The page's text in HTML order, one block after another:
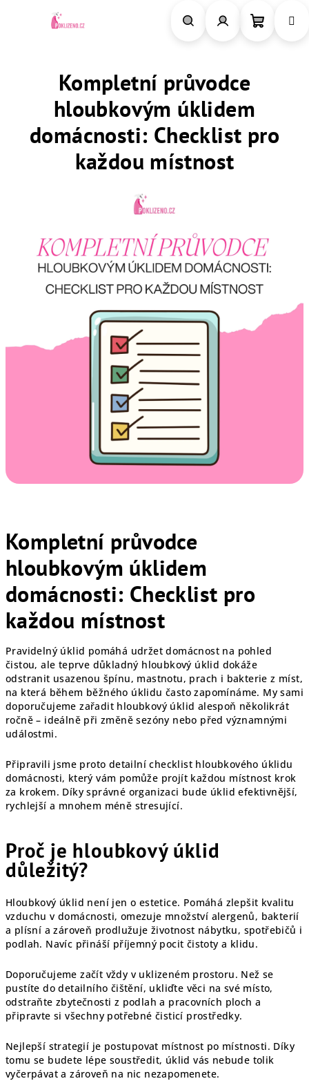
Kompletní průvodce
hloubkovým úklidem
domácnosti: Checklist pro
každou místnost
Kompletní průvodce
hloubkovým úklidem
domácnosti: Checklist pro
každou místnost
Pravidelný úklid pomáhá udržet domácnost na pohled
čistou, ale teprve důkladný hloubkový úklid dokáže
odstranit usazenou špínu, mastnotu, prach i bakterie z míst,
na která během běžného úklidu často zapomínáme. My sami
doporučujeme zařadit hloubkový úklid alespoň několikrát
ročně – ideálně při změně sezóny nebo před významnými
událostmi.
Připravili jsme proto detailní checklist hloubkového úklidu
domácnosti, který vám pomůže projít každou místnost krok
za krokem. Díky správné organizaci bude úklid efektivnější,
rychlejší a mnohem méně stresující.
Proč je hloubkový úklid
důležitý?
Hloubkový úklid není jen o estetice. Pomáhá zlepšit kvalitu
vzduchu v domácnosti, omezuje množství alergenů, bakterií
a plísní a zároveň prodlužuje životnost nábytku, spotřebičů i
podlah. Navíc přináší příjemný pocit čistoty a klidu.
Doporučujeme začít vždy v uklizeném prostoru. Než se
pustíte do detailního čištění, ukliďte věci na své místo,
odstraňte zbytečnosti z podlah a pracovních ploch a
připravte si všechny potřebné čisticí prostředky.
Nejlepší strategií je postupovat místnost po místnosti. Díky
tomu se budete lépe soustředit, úklid vás nebude tolik
vyčerpávat a zároveň na nic nezapomenete.